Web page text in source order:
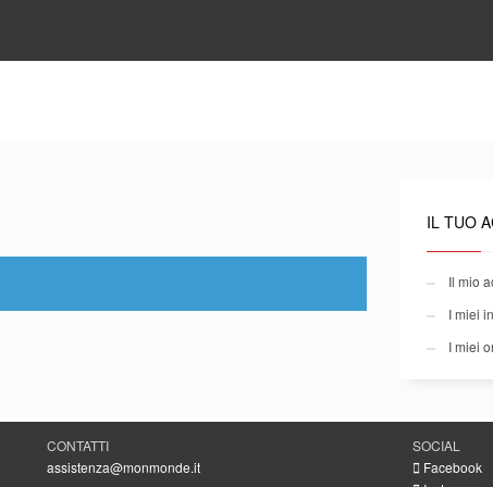
IL TUO
Il mio
I miei
I miei
CONTATTI
assistenza@monmonde.it
SOCIAL
Facebook